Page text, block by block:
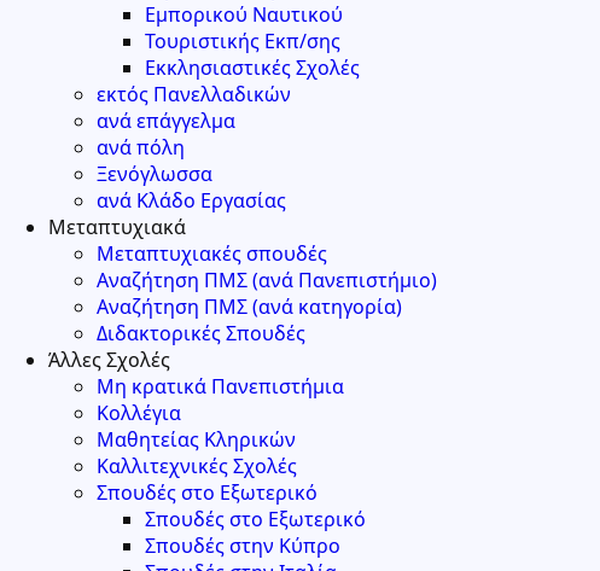
Εμπορικού Ναυτικού
Τουριστικής Εκπ/σης
Εκκλησιαστικές Σχολές
εκτός Πανελλαδικών
ανά επάγγελμα
ανά πόλη
Ξενόγλωσσα
ανά Κλάδο Εργασίας
Μεταπτυχιακά
Μεταπτυχιακές σπουδές
Αναζήτηση ΠΜΣ (ανά Πανεπιστήμιο)
Αναζήτηση ΠΜΣ (ανά κατηγορία)
Διδακτορικές Σπουδές
Άλλες Σχολές
Μη κρατικά Πανεπιστήμια
Κολλέγια
Μαθητείας Κληρικών
Καλλιτεχνικές Σχολές
Σπουδές στο Εξωτερικό
Σπουδές στο Εξωτερικό
Σπουδές στην Κύπρο